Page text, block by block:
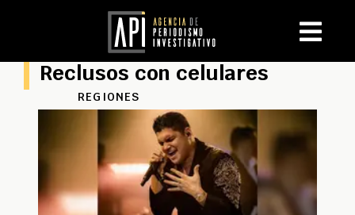
Reclusos con celulares
REGIONES